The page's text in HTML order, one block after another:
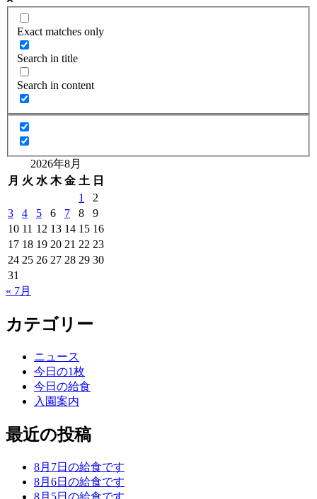
Exact matches only
Search in title
Search in content
2026年8月
月 火 水 木 金 土 日
1
2
3
4 5 6 7 8
9
10 11 12 13 14 15 16
17 18 19 20 21 22 23
24 25 26 27 28 29 30
31
« 7月
カテゴリー
ニュース
今日の1枚
今日の給食
入園案内
最近の投稿
8月7日の給食です
8月6日の給食です
8月5日の給食です。